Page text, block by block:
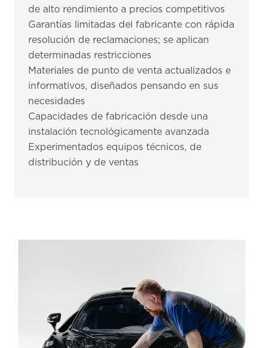
de alto rendimiento a precios competitivos
Garantías limitadas del fabricante con rápida
resolución de reclamaciones; se aplican
determinadas restricciones
Materiales de punto de venta actualizados e
informativos, diseñados pensando en sus
necesidades
Capacidades de fabricación desde una
instalación tecnológicamente avanzada
Experimentados equipos técnicos, de
distribución y de ventas